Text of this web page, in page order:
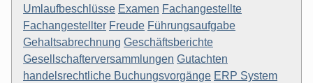
Umlaufbeschlüsse Examen Fachangestellte
Fachangestellter Freude Führungsaufgabe
Gehaltsabrechnung Geschäftsberichte
Gesellschafterversammlungen Gutachten
handelsrechtliche Buchungsvorgänge ERP System